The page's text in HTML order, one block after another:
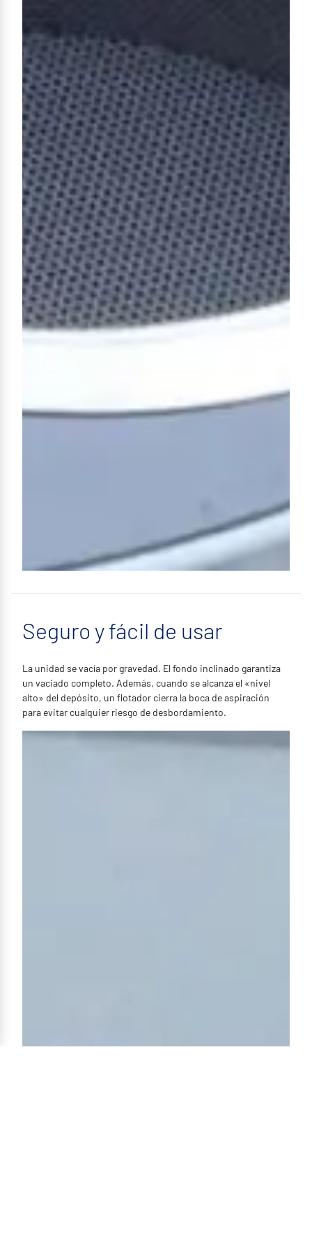
Seguro y fácil de usar
La unidad se vacía por gravedad. El fondo inclinado garantiza
un vaciado completo. Además, cuando se alcanza el «nivel
alto» del depósito, un flotador cierra la boca de aspiración
para evitar cualquier riesgo de desbordamiento.